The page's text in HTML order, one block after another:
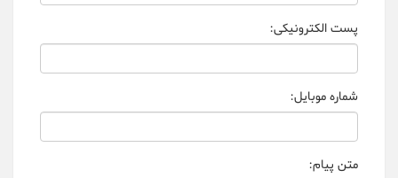
پست الکترونیکی:
شماره موبایل:
متن پیام: